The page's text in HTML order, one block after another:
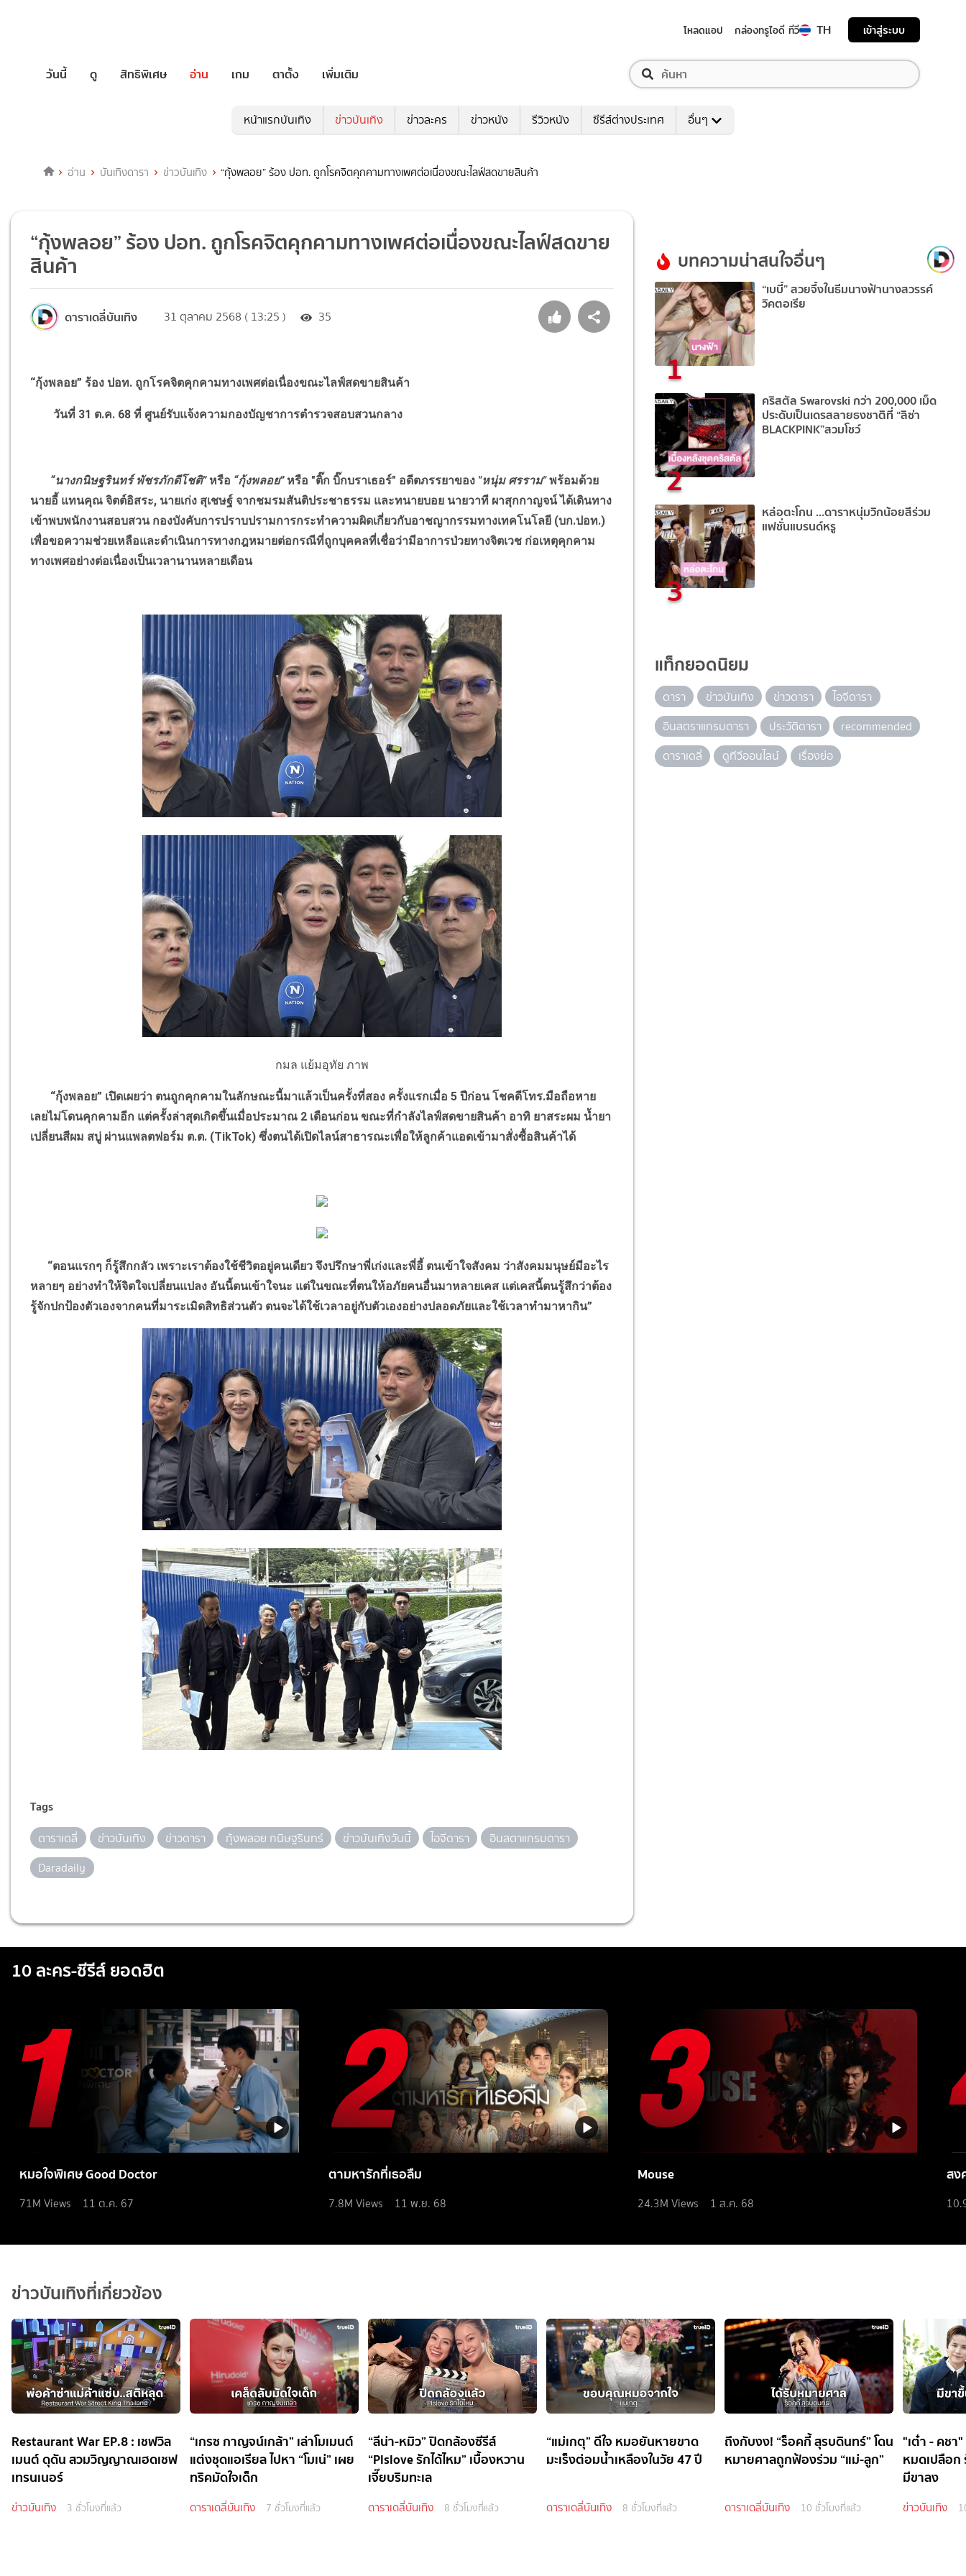
โหลดแอป กล่องทรูไอดี ทีวี TH เข้าสู่ระบบ
วันนี้ ดู สิทธิพิเศษ อ่าน เกม ตาตั้ง เพิ่มเติม
หน้าแรกบันเทิง ข่าวบันเทิง ข่าวละคร ข่าวหนัง รีวิวหนัง ซีรีส์ต่างประเทศ อื่นๆ
อ่าน บันเทิงดารา ข่าวบันเทิง “กุ้งพลอย” ร้อง ปอท. ถูกโรคจิตคุกคามทางเพศต่อเนื่องขณะไลฟ์สดขายสินค้า
“กุ้งพลอย” ร้อง ปอท. ถูกโรคจิตคุกคามทางเพศต่อเนื่องขณะไลฟ์สดขาย
สินค้า
ดาราเดลี่บันเทิง 31 ตุลาคม 2568 ( 13:25 ) 35
“กุ้งพลอย” ร้อง ปอท. ถูกโรคจิตคุกคามทางเพศต่อเนื่องขณะไลฟ์สดขายสินค้า
วันที่ 31 ต.ค. 68 ที่ ศูนย์รับแจ้งความกองบัญชาการตำรวจสอบสวนกลาง
“นางกนิษฐรินทร์ พัชรภักดีโชติ” หรือ “กุ้งพลอย”หรือ "ติ๊ก บิ๊กบราเธอร์" อดีตภรรยาของ "หนุ่ม ศรราม"พร้อมด้วย
นายอี้ แทนคุณ จิตต์อิสระ, นายเก่ง สุเชษฐ์ จากชมรมสันติประชาธรรม และทนายบอย นายวาที ผาสุกกาญจน์ ได้เดินทาง
เข้าพบพนักงานสอบสวน กองบังคับการปราบปรามการกระทำความผิดเกี่ยวกับอาชญากรรมทางเทคโนโลยี (บก.ปอท.)
เพื่อขอความช่วยเหลือและดำเนินการทางกฎหมายต่อกรณีที่ถูกบุคคลที่เชื่อว่ามีอาการป่วยทางจิตเวช ก่อเหตุคุกคาม
ทางเพศอย่างต่อเนื่องเป็นเวลานานหลายเดือน
กมล แย้มอุทัย ภาพ
“กุ้งพลอย” เปิดเผยว่า ตนถูกคุกคามในลักษณะนี้มาแล้วเป็นครั้งที่สอง ครั้งแรกเมื่อ5 ปีก่อน โชคดีโทร.มือถือหาย
เลยไม่โดนคุกคามอีก แต่ครั้งล่าสุดเกิดขึ้นเมื่อประมาณ 2 เดือนก่อน ขณะที่กำลังไลฟ์สดขายสินค้า อาทิ ยาสระผม น้ำยา
เปลี่ยนสีผม สบู่ ผ่านแพลตฟอร์ม ต.ต. (TikTok)ซึ่งตนได้เปิดไลน์สาธารณะเพื่อให้ลูกค้าแอดเข้ามาสั่งซื้อสินค้าได้
“ตอนแรกๆ ก็รู้สึกกลัว เพราะเราต้องใช้ชีวิตอยู่คนเดียว จึงปรึกษาพี่เก่งและพี่อี้ ตนเข้าใจสังคม ว่าสังคมมนุษย์มีอะไร
หลายๆ อย่างทำให้จิตใจเปลี่ยนแปลง อันนี้ตนเข้าใจนะ แต่ในขณะที่ตนให้อภัยคนอื่นมาหลายเคส แต่เคสนี้ตนรู้สึกว่าต้อง
รู้จักปกป้องตัวเองจากคนที่มาระเมิดสิทธิส่วนตัว ตนจะได้ใช้เวลาอยู่กับตัวเองอย่างปลอดภัยและใช้เวลาทำมาหากิน”
Tags
ดาราเดลี่ ข่าวบันเทิง ข่าวดารา กุ้งพลอย กนิษฐรินทร์ ข่าวบันเทิงวันนี้ ไอจีดารา
อินสตาแกรมดารา
Daradaily
บทความน่าสนใจอื่นๆ
1
“เบบี๋” สวยจึ้งในธีมนางฟ้านางสวรรค์
วิคตอเรีย
2
คริสตัล Swarovski กว่า 200,000 เม็ด
ประดับเป็นเดรสลายธงชาติที่ “ลิซ่า
BLACKPINK”สวมโชว์
3
หล่อตะโกน ...ดาราหนุ่มวิกน้อยสีร่วม
แฟชั่นแบรนด์หรู
แท็กยอดนิยม
ดารา ข่าวบันเทิง ข่าวดารา
ไอจีดารา
อินสตราแกรมดารา
ประวัติดารา
recommended
ดาราเดลี่
ดูทีวีออนไลน์ เรื่องย่อ
10 ละคร-ซีรีส์ ยอดฮิต
หมอใจพิเศษ Good Doctor
71M Views 11 ต.ค. 67
ตามหารักที่เธอลืม
7.8M Views 11 พ.ย. 68
Mouse
24.3M Views 1 ส.ค. 68
สง
ข่าวบันเทิงที่เกี่ยวข้อง
Restaurant War EP.8 : เชฟวิล
เมนต์ ดุดัน สวมวิญญาณเฮดเชฟ
เทรนเนอร์
ข่าวบันเทิง 3 ชั่วโมงที่แล้ว
“เกรซ กาญจน์เกล้า” เล่าโมเมนต์
แต่งชุดแอเรียล ไปหา “โมเน่” เผย
ทริคมัดใจเด็ก
ดาราเดลี่บันเทิง 7 ชั่วโมงที่แล้ว
“ลีน่า-หมิว” ปิดกล้องซีรีส์
“Plslove รักได้ไหม” เบื้องหวาน
เจี๊ยบริมทะเล
ดาราเดลี่บันเทิง 8 ชั่วโมงที่แล้ว
“แม่เกตุ” ดีใจ หมอยันหายขาด
มะเร็งต่อมน้ำเหลืองในวัย 47 ปี
ดาราเดลี่บันเทิง 8 ชั่วโมงที่แล้ว
ถึงกับงง! “ร็อคกี้ สุรบดินทร์” โดน
หมายศาลถูกฟ้องร่วม “แม่-ลูก”
ดาราเดลี่บันเทิง 10 ชั่วโมงที่แล้ว
"เต๋า - คชา
หมดเปลือ
มีขาลง
ข่าวบันเทิง